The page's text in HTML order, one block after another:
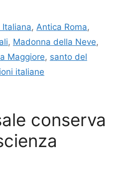
Italiana,Antica Roma,
, Madonna della Neve,
Maggiore, santo del
italiane
conserva